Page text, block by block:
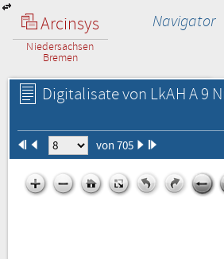
Arcinsys
Niedersachsen
Bremen
Navigator
Digitalisate von LkAH A 9
von 705